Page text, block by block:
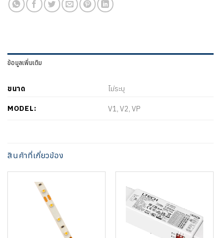
ข้อมูลเพิ่มเติม
ขนาด ไม่ระบุ
MODEL: V1, V2, VP
สินค้าที่เกี่ยวข้อง